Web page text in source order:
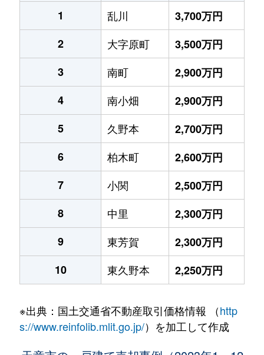
1
乱川
3,700万円
2
大字原町
3,500万円
3
南町
2,900万円
4
南小畑
2,900万円
5
久野本
2,700万円
6
柏木町
2,600万円
7
小関
2,500万円
8
中里
2,300万円
9
東芳賀
2,300万円
10
東久野本 2,250万円
※出典：国土交通省不動産取引価格情報 （http
s://www.reinfolib.mlit.go.jp/）を加工して作成